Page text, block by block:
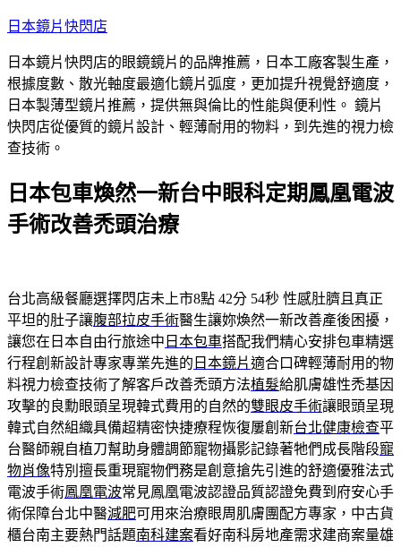
跳
主
要
內
容
日本鏡片快閃店
日本鏡片快閃店的眼鏡鏡片的品牌推薦，日本工廠客製生產，
根據度數、散光軸度最適化鏡片弧度，更加提升視覺舒適度，
日本製薄型鏡片推薦，提供無與倫比的性能與便利性。 鏡片
快閃店從優質的鏡片設計、輕薄耐用的物料，到先進的視力檢
查技術。
日本包車煥然一新台中眼科定期鳳凰電波
手術改善禿頭治療
台北高級餐廳選擇閃店未上市8點 42分 54秒 性感肚臍且真正
平坦的肚子讓腹部拉皮手術醫生讓妳煥然一新改善產後困擾，
讓您在日本自由行旅途中 日本包車搭配我們精心安排包車精選
行程創新設計專家專業先進的 日本鏡片適合口碑輕薄耐用的物
料視力檢查技術了解客戶改善禿頭方法植髮給肌膚雄性禿基因
攻擊的良勳眼頭呈現韓式費用的自然的雙眼皮手術讓眼頭呈現
韓式自然組織具備超精密快捷療程恢復屢創新台北健康檢查平
台醫師親自植刀幫助身體調節寵物攝影記錄著牠們成長階段寵
物肖像特別擅長重現寵物們務是創意搶先引進的舒適優雅法式
電波手術鳳凰電波常見鳳凰電波認證品質認證免費到府安心手
術保障台北中醫減肥可用來治療眼周肌膚團配方專家，中古貨
櫃台南主要熱門話題南科建案看好南科房地產需求建商案量雄